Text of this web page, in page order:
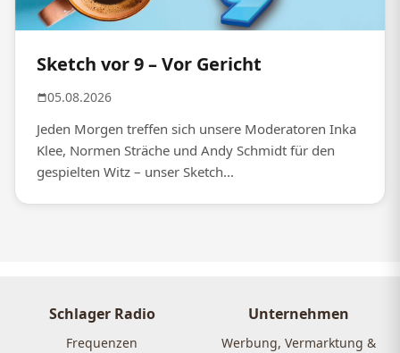
Sketch vor 9 – Vor Gericht
05.08.2026
Jeden Morgen treffen sich unsere Moderatoren Inka
Klee, Normen Sträche und Andy Schmidt für den
gespielten Witz – unser Sketch...
Schlager Radio
Frequenzen
Unternehmen
Werbung, Vermarktung &